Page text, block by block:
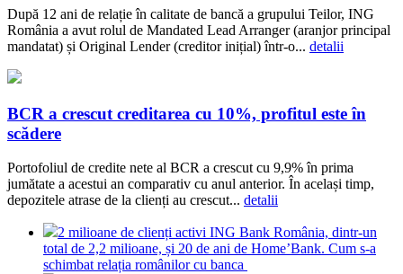
După 12 ani de relație în calitate de bancă a grupului Teilor, ING
România a avut rolul de Mandated Lead Arranger (aranjor principal
mandatat) și Original Lender (creditor inițial) într-o... detalii
BCR a crescut creditarea cu 10%, profitul este în
scădere
Portofoliul de credite nete al BCR a crescut cu 9,9% în prima
jumătate a acestui an comparativ cu anul anterior. În același timp,
depozitele atrase de la clienți au crescut... detalii
2 milioane de clienți activi ING Bank România, dintr-un
total de 2,2 milioane, și 20 de ani de Home’Bank. Cum s-a
schimbat relația românilor cu banca